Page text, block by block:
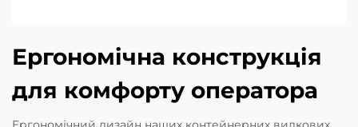
Ергономічна конструкція
для комфорту оператора